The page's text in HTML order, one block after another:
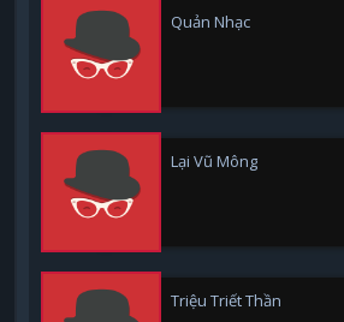
Quản Nhạc
Lại Vũ Mông
Triệu Triết Thần